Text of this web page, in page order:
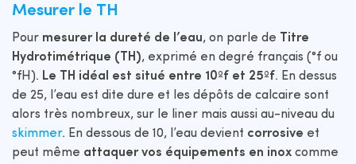
Mesurer le TH
Pour mesurer la dureté de l’eau, on parle de
Titre
Hydrotimétrique (TH), exprimé en degré français (°f ou
°fH). Le TH idéal est situé entre 10ºf et 25ºf. En dessus
de 25, l’eau est dite dure et les dépôts de calcaire sont
alors très nombreux, sur le liner mais aussi au-niveau du
skimmer. En dessous de 10, l’eau devient corrosive et
peut même attaquer vos équipements en inox comme